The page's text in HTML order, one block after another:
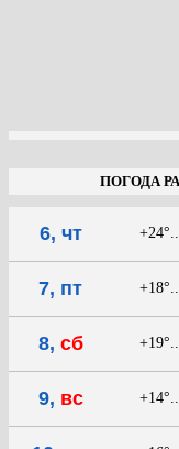
ПОГОДА
6, чт
7, пт
8, сб
9, вс